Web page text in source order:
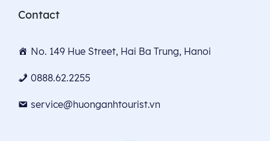
Contact
No. 149 Hue Street, Hai Ba Trung, Hanoi
0888.62.2255
service@huonganhtourist.vn